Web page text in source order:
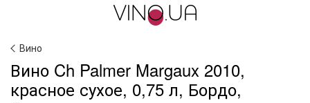
Вино
Вино Ch Palmer Margaux 2010,
красное сухое, 0,75 л, Бордо,